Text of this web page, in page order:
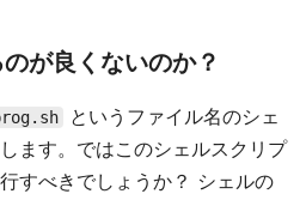
が良くないのか？
というファイル名のシェ
ます。ではこのシェルスクリプ
すべきでしょうか？ シェルの